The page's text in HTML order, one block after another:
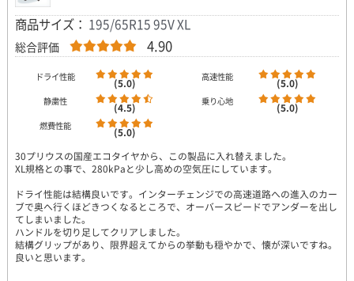
商品サイズ： 195/65R15 95V XL
総合評価 4.90
ドライ性能 (5.0) 高速性能 (5.0)
静粛性 (4.5) 乗り心地 (5.0)
燃費性能
(5.0)
30プリウスの国産エコタイヤから、この製品に入れ替えました。
XL規格との事で、280kPaと少し高めの空気圧にしています。
ドライ性能は結構良いです。インターチェンジでの高速道路への進入のカー
ブで奥へ行くほどきつくなるところで、オーバースピードでアンダーを出し
てしまいました。
ハンドルを切り足してクリアしました。
結構グリップがあり、限界超えてからの挙動も穏やかで、懐が深いですね。
良いと思います。